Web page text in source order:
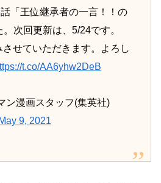
「王位継承者の一言！！の
次回更新は、5/24です。
せていただきます。よろし
t.co/AA6yhw2DeB
漫画スタッフ(集英社)
May 9, 2021